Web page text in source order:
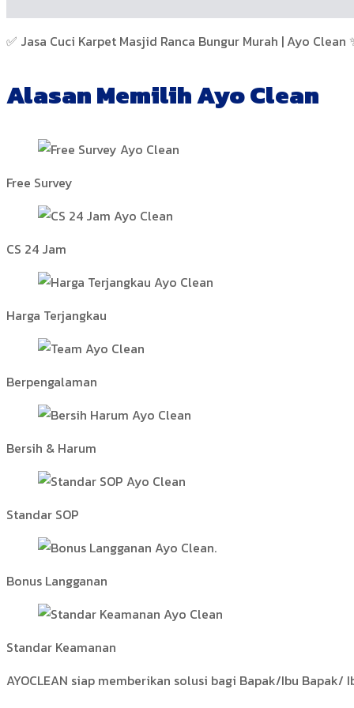
✅ Jasa Cuci Karpet Masjid Ranca Bungur Murah | Ayo Clean
Alasan Memilih Ayo Clean
Free Survey
CS 24 Jam
Harga Terjangkau
Berpengalaman
Bersih & Harum
Standar SOP
Bonus Langganan
Standar Keamanan
AYOCLEAN siap memberikan solusi bagi Bapak/Ibu Bapak/